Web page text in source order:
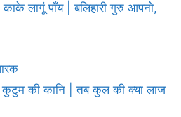
काके लागूं पाँय | बलिहारी गुरु आपनो,
की कानि | तब कुल की क्या लाज